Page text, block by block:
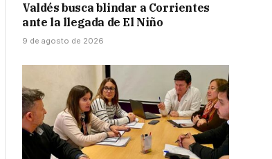
Valdés busca blindar a Corrientes
ante la llegada de El Niño
9 de agosto de 2026